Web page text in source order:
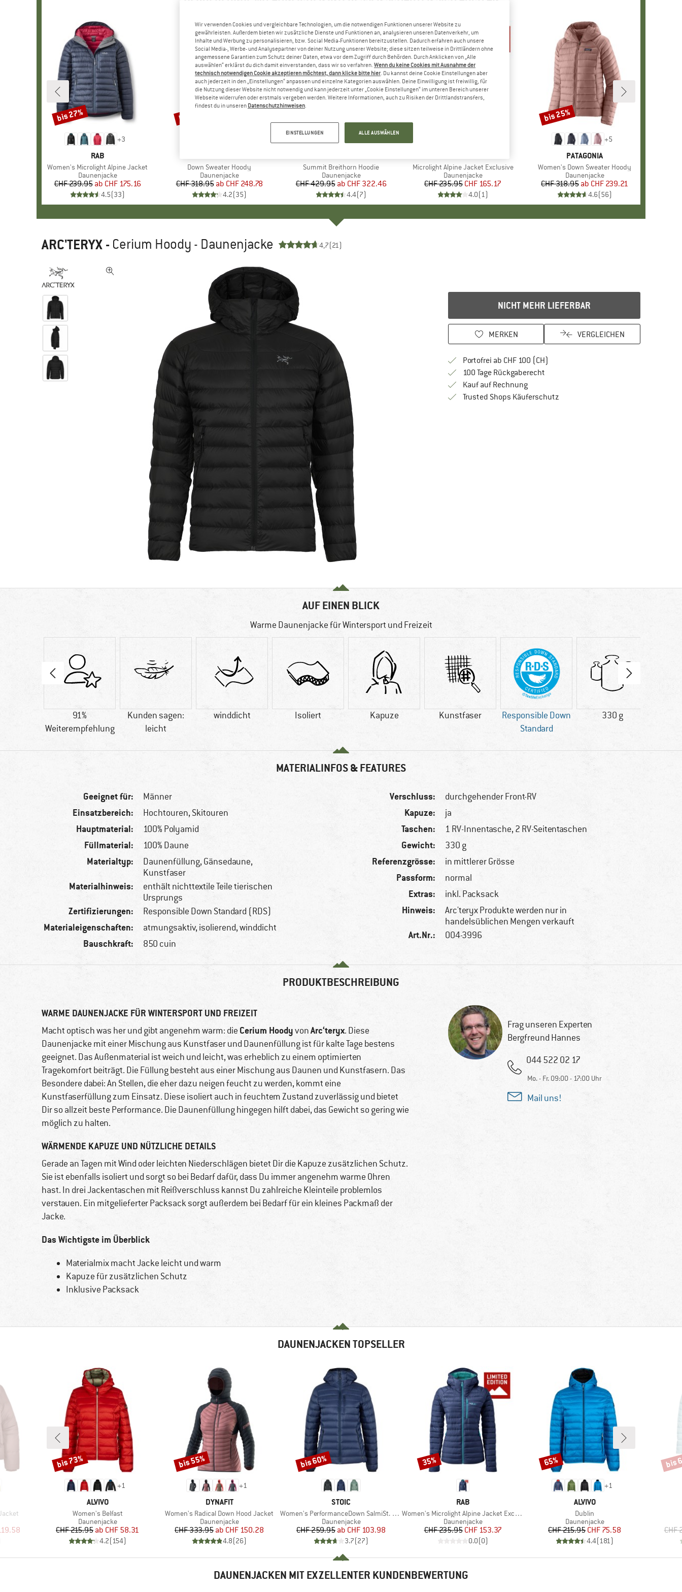
+3
MARKE
RAB
Artikel
Women's Microlight Alpine Jacket
Produktgruppe
Daunenjacke
Preis
CHF 239.95 reduzierter Preis
ab CHF 175.16
4.5(33)
Rabatt
bis 27%
Artikel
Down Sweater Hoody
Produktgruppe
Daunenjacke
Preis
CHF 318.95 reduzierter Preis
ab CHF 248.78
4.2(35)
Rabatt
bis 22%
Artikel
Summit Breithorn Hoodie
Produktgruppe
Daunenjacke
Preis
CHF 429.95 reduzierter Preis
ab CHF 322.46
4.4(7)
Artikel
Microlight Alpine Jacket Exclusive
Produktgruppe
Daunenjacke
Preis
CHF 235.95reduzierter Preis
CHF 165.17
4.0(1)
+5
MARKE
PATAGONIA
Artikel
Women's Down Sweater Hoody
Produktgruppe
Daunenjacke
Preis
CHF 318.95 reduzierter Preis
ab CHF 239.21
4.6(56)
Rabatt
bis 25%
ARC'TERYX - Cerium Hoody - Daunenjacke 4,7(21)
NICHT MEHR LIEFERBAR
MERKEN VERGLEICHEN
Portofrei ab CHF 100 (CH)
100 Tage RückgaberechtGehe hier zu den Rückgabe-Richtlinien
Kauf auf RechnungFinde die Zahlungs-Infos hier! Öffnet sich in
Trusted Shops KäuferschutzFinde alle Infos hier!
AUF EINEN BLICK
Warme Daunenjacke für Wintersport und Freizeit
91%
Weiterempfehlung
Kunden sagen:
leicht
winddicht Isoliert Kapuze Kunstfaser
Responsible Down
Standard
330 g
MATERIALINFOS & FEATURES
Geeignet für: Männer
Einsatzbereich: Hochtouren, Skitouren
Hauptmaterial: 100% Polyamid
Füllmaterial: 100% Daune
Materialtyp:
Daunenfüllung, Gänsedaune,
Kunstfaser
Materialhinweis:
enthält nichttextile Teile tierischen
Ursprungs
Zertifizierungen: Responsible Down Standard (RDS)
Materialeigenschaften: atmungsaktiv, isolierend, winddicht
Bauschkraft: 850 cuin
Verschluss: durchgehender Front-RV
Kapuze: ja
Taschen: 1 RV-Innentasche, 2 RV-Seitentaschen
Gewicht: 330 g
Referenzgrösse: in mittlerer Grösse
Passform: normal
Extras: inkl. Packsack
Hinweis:
Arc'teryx Produkte werden nur in
handelsüblichen Mengen verkauft
Art.Nr.: 004-3996
PRODUKTBESCHREIBUNG
WARME DAUNENJACKE FÜR WINTERSPORT UND FREIZEIT
Macht optisch was her und gibt angenehm warm: die Cerium HoodyvonArc‘teryx. Diese
Daunenjacke mit einer Mischung aus Kunstfaser und Daunenfüllung ist für kalte Tage bestens
geeignet. Das Außenmaterial ist weich und leicht, was erheblich zu einem optimierten
Tragekomfort beiträgt. Die Füllung besteht aus einer Mischung aus Daunen und Kunstfasern. Das
Besondere dabei: An Stellen, die eher dazu neigen feucht zu werden, kommt eine
Kunstfaserfüllung zum Einsatz. Diese isoliert auch in feuchtem Zustand zuverlässig und bietet
Dir so allzeit beste Performance. Die Daunenfüllung hingegen hilft dabei, das Gewicht so gering wie
möglich zu halten.
WÄRMENDE KAPUZE UND NÜTZLICHE DETAILS
Gerade an Tagen mit Wind oder leichten Niederschlägen bietet Dir die Kapuze zusätzlichen Schutz.
Sie ist ebenfalls isoliert und sorgt so bei Bedarf dafür, dass Du immer angenehm warme Ohren
hast. In drei Jackentaschen mit Reißverschluss kannst Du zahlreiche Kleinteile problemlos
verstauen. Ein mitgelieferter Packsack sorgt außerdem bei Bedarf für ein kleines Packmaß der
Jacke.
Das Wichtigste im Überblick
Materialmix macht Jacke leicht und warm
Kapuze für zusätzlichen Schutz
Inklusive Packsack
Frag unseren Experten
Bergfreund Hannes
044 522 02 17
Mo. - Fr. 09:00 - 17:00 Uhr
Mail uns!
DAUNENJACKEN TOPSELLER
Preis
+1
MARKE
ALVIVO
Artikel
Women's Belfast
Produktgruppe
Daunenjacke
Preis
CHF 215.95 reduzierter Preis
ab CHF 58.31
4.2(154)
Rabatt
bis 73%
+1
MARKE
DYNAFIT
Artikel
Women's Radical Down Hood Jacket
Produktgruppe
Daunenjacke
Preis
CHF 333.95 reduzierter Preis
ab CHF 150.28
4.8(26)
Rabatt
bis 55%
MARKE
STOIC
Artikel
Women's PerformanceDown SalmiSt. Jacket with Hood
Produktgruppe
Daunenjacke
Preis
CHF 259.95 reduzierter Preis
ab CHF 103.98
3.7(27)
Rabatt
bis 60%
MARKE
RAB
Artikel
Women's Microlight Alpine Jacket Exclusive
Produktgruppe
Daunenjacke
Preis
CHF 235.95reduzierter Preis
CHF 153.37
0.0(0)
Rabatt
35%
+1
MARKE
ALVIVO
Artikel
Dublin
Produktgruppe
Daunenjacke
Preis
CHF 215.95reduzierter Preis
CHF 75.58
4.4(181)
Rabatt
65%
CHF
bis
DAUNENJACKEN MIT EXZELLENTER KUNDENBEWERTUNG
Wir verwenden Cookies und vergleichbare Technologien, um die notwendigen Funktionen unserer Website zu
gewährleisten. Außerdem bieten wir zusätzliche Dienste und Funktionen an, analysieren unseren Datenverkehr, um
Inhalte und Werbung zu personalisieren, bzw. Social Media-Funktionen bereitzustellen. Dadurch erfahren auch unsere
Social Media-, Werbe- und Analysepartner von deiner Nutzung unserer Website; diese sitzen teilweise in Drittländern ohne
angemessene Garantien zum Schutz deiner Daten, etwa vor dem Zugriff durch Behörden. Durch Anklicken von „Alle
auswählen“ erklärst du dich damit einverstanden, dass wir so verfahren. Wenn du keine Cookies mit Ausnahme der
technisch notwendigen Cookie akzeptieren möchtest, dann klicke bitte hier. Du kannst deine Cookie Einstellungen aber
auch jederzeit in den „Einstellungen“ anpassen und einzelne Kategorien auswählen. Deine Einwilligung ist freiwillig, für
die Nutzung dieser Website nicht notwendig und kann jederzeit unter „Cookie Einstellungen“ im unteren Bereich unserer
Webseite widerrufen oder erstmals vergeben werden. Weitere Informationen, auch zu Risiken der Drittlandstransfers,
findest du in unseren Datenschutzhinweisen.
EINSTELLUNGEN ALLE AUSWÄHLEN